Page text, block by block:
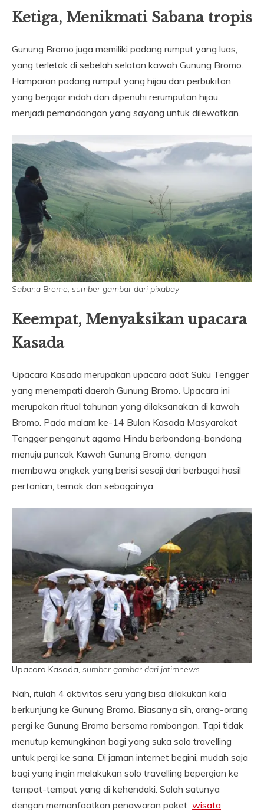
Ketiga, Menikmati Sabana tropis
Gunung Bromo juga memiliki padang rumput yang luas,
yang terletak di sebelah selatan kawah Gunung Bromo.
Hamparan padang rumput yang hijau dan perbukitan
yang berjajar indah dan dipenuhi rerumputan hijau,
menjadi pemandangan yang sayang untuk dilewatkan.
Sabana Bromo, sumber gambar dari pixabay
Keempat, Menyaksikan upacara
Kasada
Upacara Kasada merupakan upacara adat Suku Tengger
yang menempati daerah Gunung Bromo. Upacara ini
merupakan ritual tahunan yang dilaksanakan di kawah
Bromo. Pada malam ke-14 Bulan Kasada Masyarakat
Tengger penganut agama Hindu berbondong-bondong
menuju puncak Kawah Gunung Bromo, dengan
membawa ongkek yang berisi sesaji dari berbagai hasil
pertanian, ternak dan sebagainya.
Upacara Kasada, sumber gambar dari jatimnews
Nah, itulah 4 aktivitas seru yang bisa dilakukan kala
berkunjung ke Gunung Bromo. Biasanya sih, orang-orang
pergi ke Gunung Bromo bersama rombongan. Tapi tidak
menutup kemungkinan bagi yang suka solo travelling
untuk pergi ke sana. Di jaman internet begini, mudah saja
bagi yang ingin melakukan solo travelling bepergian ke
tempat-tempat yang di kehendaki. Salah satunya
dengan memanfaatkan penawaran paket wisata